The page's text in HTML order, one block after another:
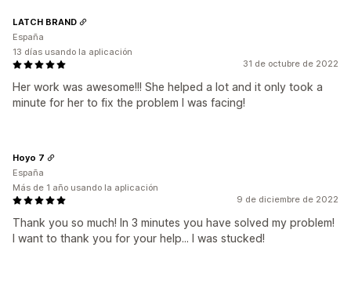
31 de octubre de 2022
Her work was awesome!!! She helped a lot and it only took a
minute for her to fix the problem I was facing!
LATCH BRAND
España
13 días usando la aplicación
9 de diciembre de 2022
Thank you so much! In 3 minutes you have solved my problem!
I want to thank you for your help... I was stucked!
Hoyo 7
España
Más de 1 año usando la aplicación